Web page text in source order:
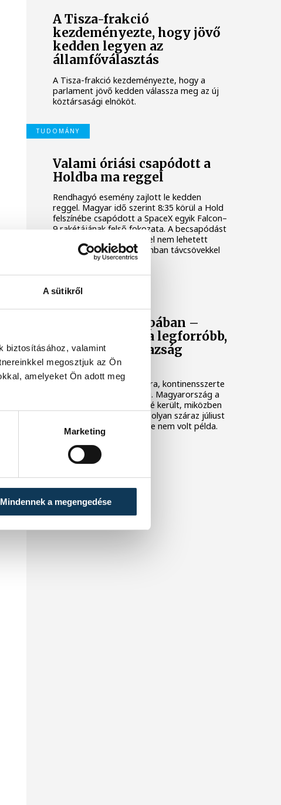
A sütikről
biztosításához, valamint
megosztjuk az Ön
amelyeket Ön adott meg
Marketing
Mindennek a megengedése
A Tisza-frakció
kezdeményezte, hogy jövő
kedden legyen az
államfőválasztás
A Tisza-frakció kezdeményezte, hogy a
parlament jövő kedden válassza meg az új
köztársasági elnököt.
TUDOMÁNY
Valami óriási csapódott a
Holdba ma reggel
Rendhagyó esemény zajlott le kedden
reggel. Magyar idő szerint 8:35 körül a Hold
felszínébe csapódott a SpaceX egyik Falcon–
9 rakétájának felső fokozata. A becsapódást
a Földről szabad szemmel nem lehetett
látni, a szakemberek azonban távcsövekkel
figyelték az eseményt.
KÖZÉLET
Rekordok Európában –
Magyarország a legforróbb,
Angliában szárazság
tombol
Rá sem ismerünk Európára, kontinensszerte
rekordokat dönt a hőség. Magyarország a
legforróbb országok közé került, miközben
az Egyesült Királyságban olyan száraz júliust
mértek, amilyenre 155 éve nem volt példa.